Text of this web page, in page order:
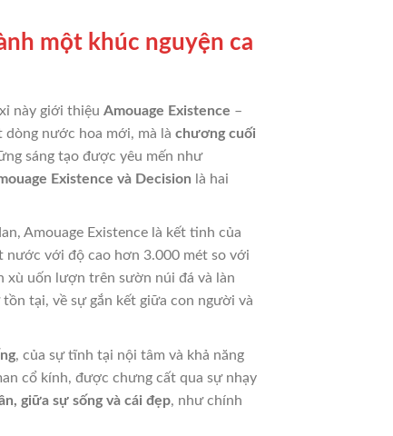
một khúc nguyện ca
này giới thiệu Amouage Existence –
nước hoa mới, mà là chương cuối
sáng tạo được yêu mến như
Existence và Decision là hai
Amouage Existence là kết tinh của
nước với độ cao hơn 3.000 mét so với
xù uốn lượn trên sườn núi đá và làn
tại, về sự gắn kết giữa con người và
, của sự tĩnh tại nội tâm và khả năng
cổ kính, được chưng cất qua sự nhạy
giữa sự sống và cái đẹp, như chính